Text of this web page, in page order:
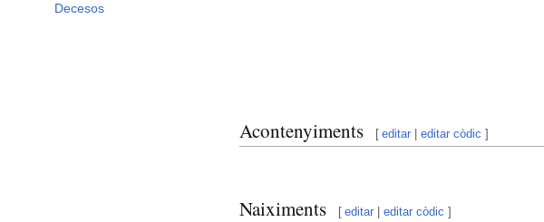
Decesos
Acontenyiments [ editar |editar còdic ]
Naiximents [ editar |editar còdic ]